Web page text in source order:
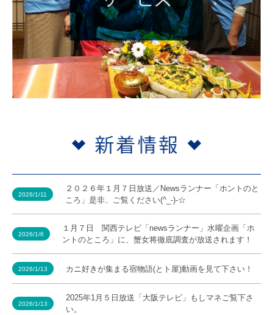
2026/1/11
２０２６年１月７日放送／Newsランナー「ホントのと
ころ」是非、ご覧ください(^_-)-☆
2026/1/6
１月７日 関西テレビ「newsランナー」水曜企画「ホ
ントのところ」に、蟹女将徹底調査が放送されます！
2026/1/13 カニ好きが集まる宿物語(とト屋)動画を見て下さい！
2026/1/13
2025年1月５日放送「大阪テレビ」もしマネご覧下さ
い。